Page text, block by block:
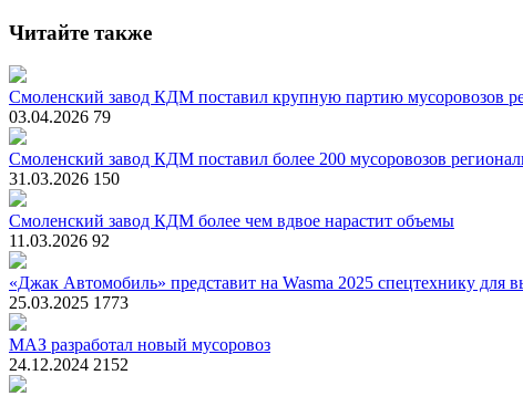
Читайте также
Смоленский завод КДМ поставил крупную партию мусоровозов
03.04.2026 79
Смоленский завод КДМ поставил более 200 мусоровозов
31.03.2026 150
Смоленский завод КДМ более чем вдвое нарастит объемы
11.03.2026 92
«Джак Автомобиль» представит на Wasma 2025 спецтехнику для
25.03.2025 1773
МАЗ разработал новый мусоровоз
24.12.2024 2152